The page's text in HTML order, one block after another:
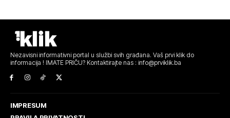
Nezavisni informativni portal u službi svih građana. Vaš prvi klik do
informacija ! IMATE PRIČU? Kontaktirajte nas : info@prviklik.ba
IMPRESUM